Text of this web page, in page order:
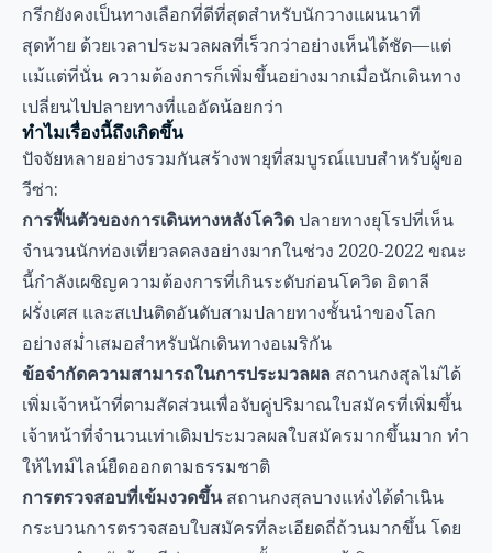
กรีกยังคงเป็นทางเลือกที่ดีที่สุดสำหรับนักวางแผนนาที
สุดท้าย ด้วยเวลาประมวลผลที่เร็วกว่าอย่างเห็นได้ชัด—แต่
แม้แต่ที่นั่น ความต้องการก็เพิ่มขึ้นอย่างมากเมื่อนักเดินทาง
เปลี่ยนไปปลายทางที่แออัดน้อยกว่า
ทำไมเรื่องนี้ถึงเกิดขึ้น
ปัจจัยหลายอย่างรวมกันสร้างพายุที่สมบูรณ์แบบสำหรับผู้ขอ
วีซ่า:
การฟื้นตัวของการเดินทางหลังโควิดปลายทางยุโรปที่เห็น
จำนวนนักท่องเที่ยวลดลงอย่างมากในช่วง 2020-2022 ขณะ
นี้กำลังเผชิญความต้องการที่เกินระดับก่อนโควิด อิตาลี
ฝรั่งเศส และสเปนติดอันดับสามปลายทางชั้นนำของโลก
อย่างสม่ำเสมอสำหรับนักเดินทางอเมริกัน
ข้อจำกัดความสามารถในการประมวลผล สถานกงสุลไม่ได้
เพิ่มเจ้าหน้าที่ตามสัดส่วนเพื่อจับคู่ปริมาณใบสมัครที่เพิ่มขึ้น
เจ้าหน้าที่จำนวนเท่าเดิมประมวลผลใบสมัครมากขึ้นมาก ทำ
ให้ไทม์ไลน์ยืดออกตามธรรมชาติ
การตรวจสอบที่เข้มงวดขึ้นสถานกงสุลบางแห่งได้ดำเนิน
กระบวนการตรวจสอบใบสมัครที่ละเอียดถี่ถ้วนมากขึ้น โดย